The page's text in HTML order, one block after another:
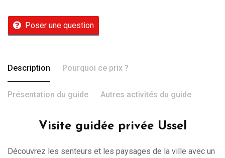
Poser une question
Description Pourquoi ce prix ?
Présentation du guide Autres activités du guide
Visite guidée privée Ussel
Découvrez les senteurs et les paysages de la ville avec un